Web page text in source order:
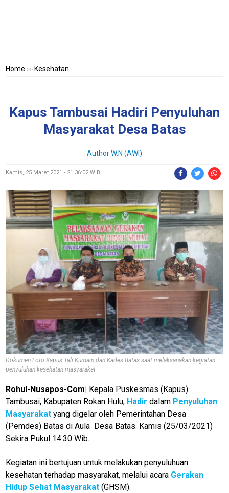
Home >> Kesehatan
Kapus Tambusai Hadiri Penyuluhan
Masyarakat Desa Batas
Author W.N (AWI)
Kamis, 25 Maret 2021 - 21:36:02 WIB
Dokumen Foto Kapus Tali Kumain dan Kades Batas saat melaksanakan kegiatan
penyuluhan kesehatan masyarakat
Rohul-Nusapos-Com|
Kepala Puskesmas (Kapus)
Tambusai, Kabupaten Rokan Hulu, Hadir dalam Penyuluhan
Masyarakat yang digelar oleh Pemerintahan Desa
(Pemdes) Batas di Aula Desa Batas. Kamis (25/03/2021)
Sekira Pukul 14.30 Wib.
Kegiatan ini bertujuan untuk melakukan penyuluhuan
kesehatan terhadap masyarakat, melalui acara Gerakan
Hidup Sehat Masyarakat (GHSM).